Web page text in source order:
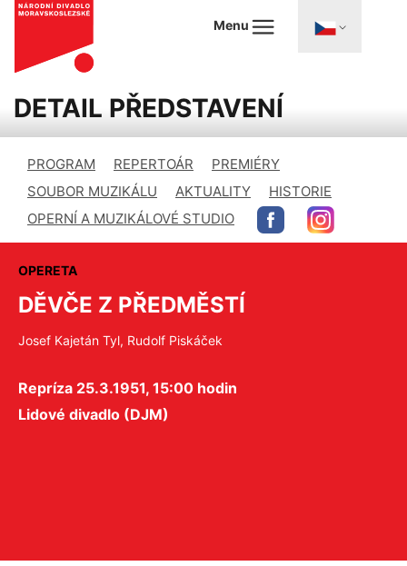
Menu
DETAIL PŘEDSTAVENÍ
PROGRAM REPERTOÁR
PREMIÉRY
SOUBOR MUZIKÁLU
AKTUALITY
HISTORIE
OPERNÍ A MUZIKÁLOVÉ STUDIO
OPERETA
DĚVČE Z PŘEDMĚSTÍ
Josef Kajetán Tyl, Rudolf Piskáček
Repríza 25.3.1951, 15:00 hodin
Lidové divadlo (DJM)